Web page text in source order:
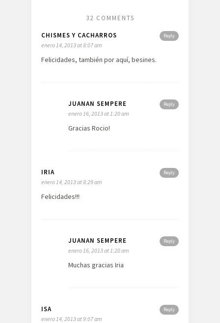
32 COMMENTS
Reply
CHISMES Y CACHARROS
enero 14, 2013 at 8:07 am
Felicidades, también por aquí, besines.
Reply
JUANAN SEMPERE
enero 16, 2013 at 1:20 am
Gracias Rocio!
Reply
IRIA
enero 14, 2013 at 8:29 am
Felicidades!!!
Reply
JUANAN SEMPERE
enero 16, 2013 at 1:20 am
Muchas gracias Iria
Reply
ISA
enero 14, 2013 at 9:07 am